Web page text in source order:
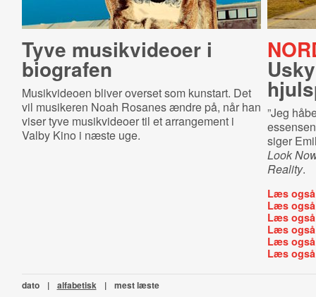
Tyve musikvideoer i
biografen
Musikvideoen bliver overset som kunstart. Det
vil musikeren Noah Rosanes ændre på, når han
viser tyve musikvideoer til et arrangement i
Valby Kino i næste uge.
”Jeg
siger
Look
Reality.
Læs
Læs
Læs
Læs
Læs
Læs
dato | alfabetisk | mest læste